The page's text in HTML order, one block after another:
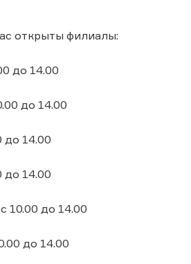
открыты филиалы:
до 14.00
до 14.00
до 14.00
до 14.00
10.00 до 14.00
до 14.00